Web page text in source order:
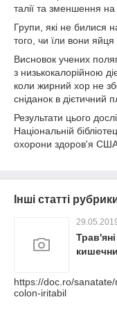
талії та зменшення на
Групи, які не билися
того, чи їли вони яйця
Висновок учених
з низькокалорійною
коли жирний хор не
сніданок в дієтичний
Результати цього
Національній
охорони здоров'я
Інші статті
https://doc.ro/
colon-iritabil